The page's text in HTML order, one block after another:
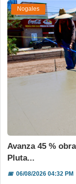
Nogales
Avanza 45 %
Pluta...
📅06/08/2026 04:32 PM